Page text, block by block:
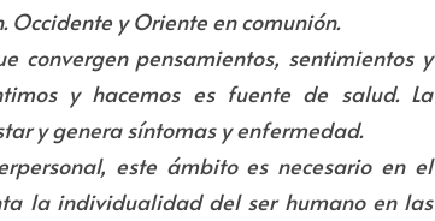
y Oriente en comunión.
convergen pensamientos, sentimientos y
y hacemos es fuente de salud. La
y genera síntomas y enfermedad.
este ámbito es necesario en el
la individualidad del ser humano en las